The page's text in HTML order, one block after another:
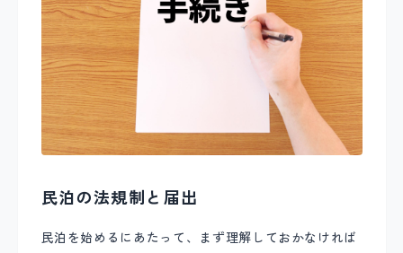
民泊の法規制と届出
民泊を始めるにあたって、まず理解しておかなければ